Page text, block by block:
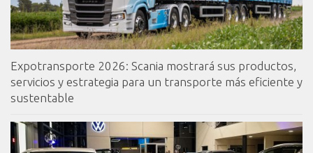
Expotransporte 2026: Scania mostrará sus productos,
servicios y estrategia para un transporte más eficiente y
sustentable